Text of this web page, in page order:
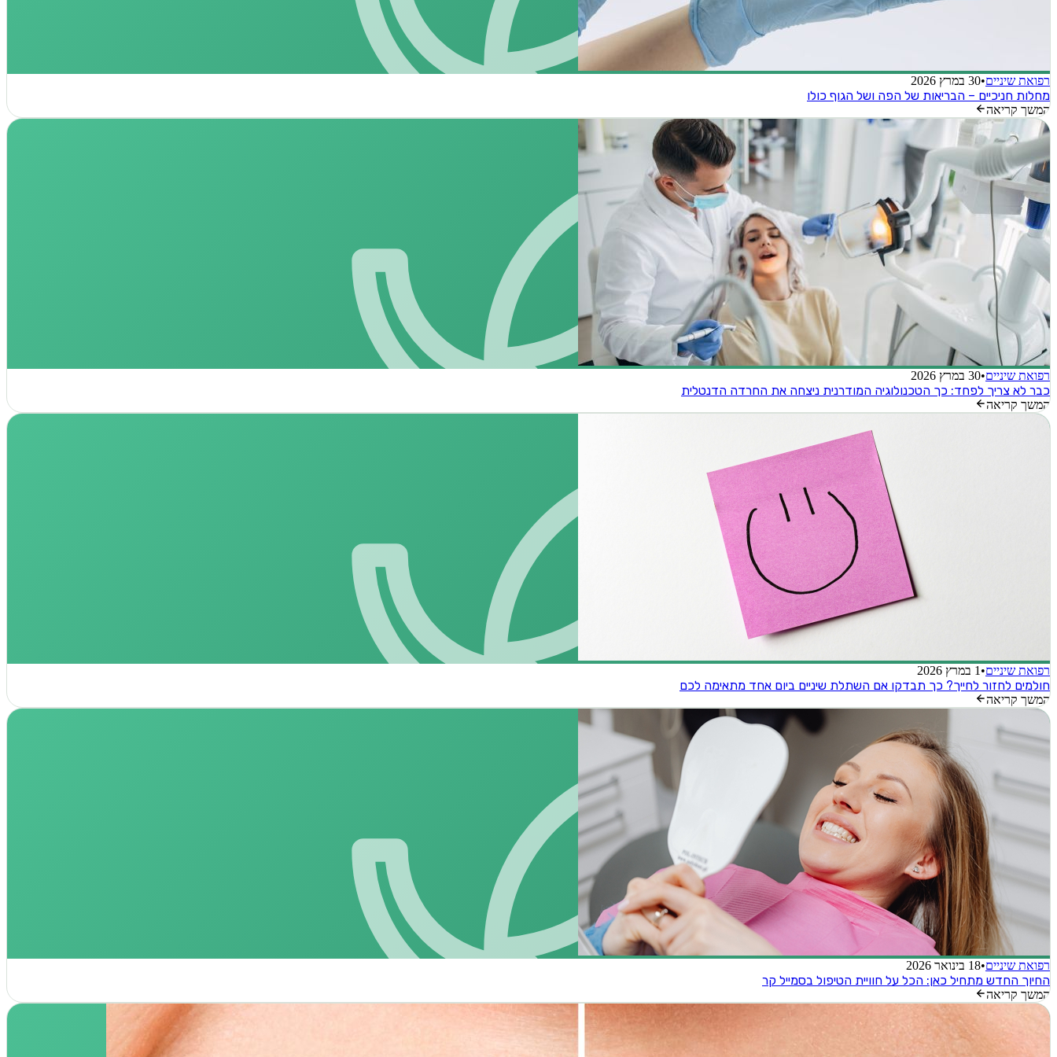
רפואת שיניים•30 במרץ 2026
מחלות חניכיים – הבריאות של הפה ושל הגוף כולו
המשך קריאה
רפואת שיניים•30 במרץ 2026
כבר לא צריך לפחד: כך הטכנולוגיה המודרנית ניצחה את החרדה הדנטלית
המשך קריאה
רפואת שיניים• 1 במרץ 2026
חולמים לחזור לחייך? כך תבדקו אם השתלת שיניים ביום אחד מתאימה לכם
המשך קריאה
רפואת שיניים•18 בינואר 2026
החיוך החדש מתחיל כאן: הכל על חוויית הטיפול בסמייל קר
המשך קריאה